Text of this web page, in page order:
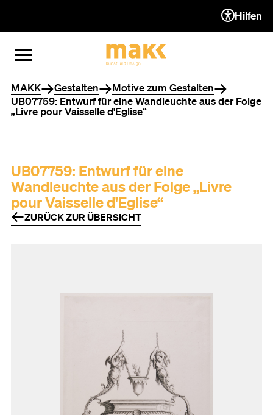
ZUM INHALT (ACCESSKEY 1)
ZUR NAVIGATION
ZUM FOOTER (ACCESSKEY 3)
MENÜ ÖFFNEN
MENÜ SCHLIESSEN
Hilfen
Sie befinden sich hier
MAKK Gestalten
Motive zum Gestalten
UB07759: Entwurf für eine Wandleuchte aus der Folge
„Livre pour Vaisselle d'Eglise“
UB07759: Entwurf für eine
Wandleuchte aus der Folge „Livre
pour Vaisselle d'Eglise“
ZURÜCK ZUR ÜBERSICHT